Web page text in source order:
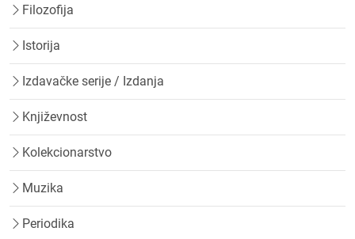
Filozofija
Istorija
Izdavačke serije / Izdanja
Književnost
Kolekcionarstvo
Muzika
Periodika